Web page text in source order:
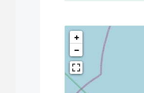
<!---->
+
−